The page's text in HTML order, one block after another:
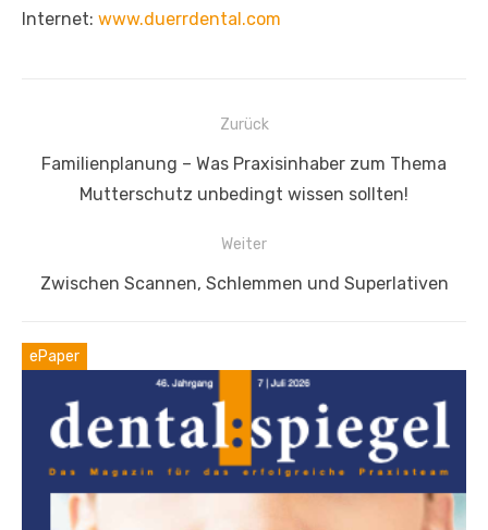
Internet: www.duerrdental.com
Beitragsnavigation
Zurück
Vorheriger
Familienplanung – Was Praxisinhaber zum Thema
Mutterschutz unbedingt wissen sollten!
Weiter
Nächster
Zwischen Scannen, Schlemmen und Superlativen
ePaper